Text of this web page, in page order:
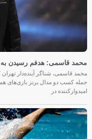
محمد قاسمی: هدفم رسیدن به فینال ۴۰۰ متر بازی‌های
محمد قاسمی، شناگر آینده‌دار تهران
جمله کسب دو مدال برنز بازی‌های
امیدوارکننده در